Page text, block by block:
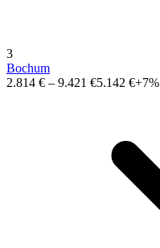
3
Bochum
2.814 € – 9.421 €5.142 €+7%